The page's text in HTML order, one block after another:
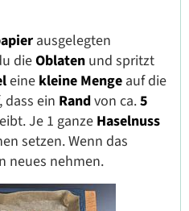
ausgelegten
dieOblaten und spritzt
eine kleine Menge auf die
dass ein Randvon ca.5
Je 1 ganzeHaselnuss
setzen. Wenn das
neues nehmen.